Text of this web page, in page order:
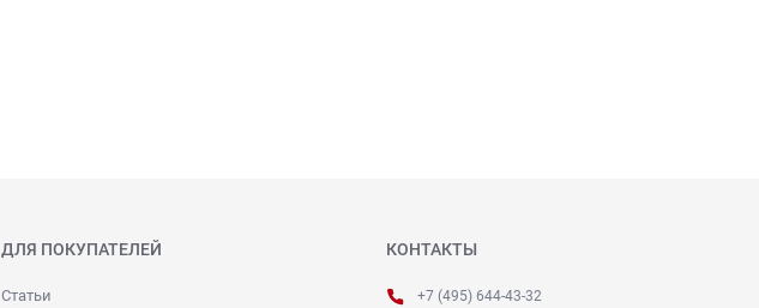
ДЛЯ ПОКУПАТЕЛЕЙ
Статьи
КОНТАКТЫ
+7 (495) 644-43-32